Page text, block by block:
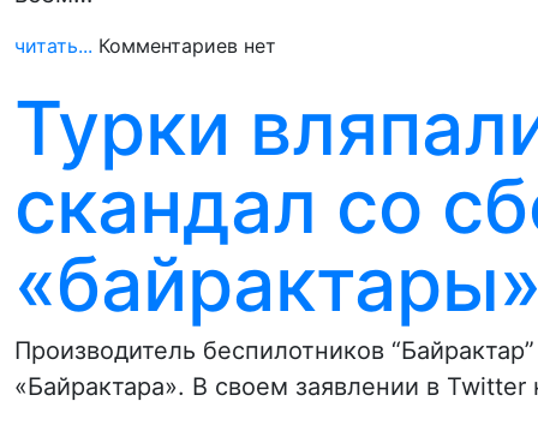
читать... Комментариев нет
Турки
скандал со
Производитель беспилотников
«Байрактара». В своем заявлении в